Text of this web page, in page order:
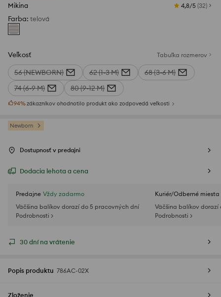
Mikina 4,8/5 (32)
Farba: telová
Veľkosť Tabuľka rozmerov
56 (NEWBORN) 62 (1-3 M)
68 (3-6 M)
74 (6-9 M)
80 (9-12 M)
94%zákazníkov ohodnotilo produkt ako zodpovedá veľkosti
Newborn
Dostupnosť v predajni
Dodacia lehota a cena
Predajne Vždy zadarmo
Väčšina balíkov dorazí do 5 pracovných dní
Podrobnosti >
Kuriér/Odberné miesta
Väčšina balíkov
Podrobnosti >
30 dní na vrátenie
Popis produktu 786AC-02X
Zloženie